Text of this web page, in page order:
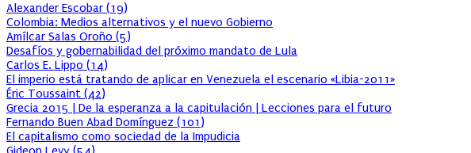
Alexander Escobar (19)
Colombia: Medios alternativos y el nuevo Gobierno
Amílcar Salas Oroño (5)
Desafíos y gobernabilidad del próximo mandato de Lula
Carlos E. Lippo (14)
El imperio está tratando de aplicar en Venezuela el escenario «Libia-2011»
Éric Toussaint (42)
Grecia 2015 | De la esperanza a la capitulación | Lecciones para el futuro
Fernando Buen Abad Domínguez (101)
El capitalismo como sociedad de la Impudicia